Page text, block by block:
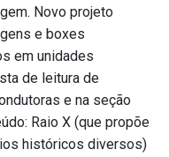
Novo projeto
e boxes
em unidades
de leitura de
e na seção
Raio X (que propõe
históricos diversos)